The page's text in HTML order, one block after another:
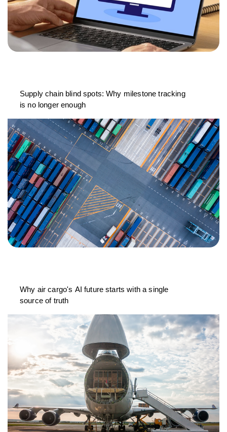
Supply chain blind spots: Why milestone tracking
is no longer enough
Why air cargo's AI future starts with a single
source of truth